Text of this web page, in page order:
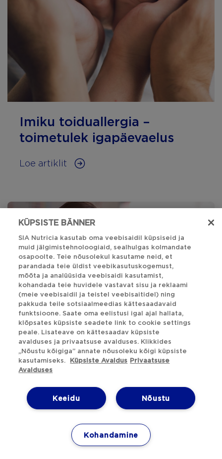
Imiku toiduallergia –
toimetulek igapäevaelus
Loe artiklit
Eliminatsioonidieet
toiduallergiaga lapsele
KÜPSISTE BÄNNER
SIA Nutricia kasutab oma veebisaidil küpsiseid ja
muid jälgimistehnoloogiaid, sealhulgas kolmandate
osapoolte. Teie nõusolekul kasutame neid, et
parandada teie üldist veebikasutuskogemust,
mõõta ja analüüsida veebisaidi kasutamist,
kohandada teie huvidele vastavat sisu ja reklaami
(meie veebisaidil ja teistel veebisaitidel) ning
pakkuda teile sotsiaalmeedias kättesaadavaid
funktsioone. Saate oma eelistusi igal ajal hallata,
klõpsates küpsiste seadete link to cookie settings
peale. Lisateave on kättesaadav küpsiste
avalduses ja privaatsuse avalduses. Klikkides
„Nõustu kõigiga” annate nõusoleku kõigi küpsiste
kasutamiseks.
Küpsiste Avaldus Privaatsuse
Avalduses
Nõustu
Keeidu
Kohandamine